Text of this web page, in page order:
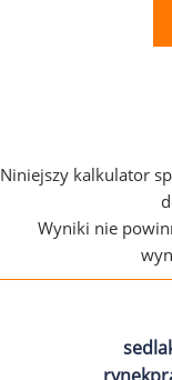
Niniejszy kalkulator
Wyniki nie